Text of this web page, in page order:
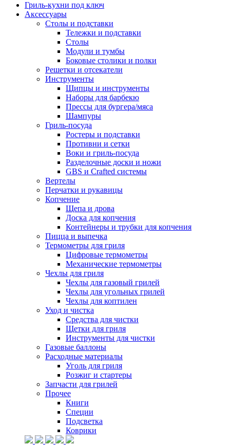
Гриль-кухни под ключ
Аксессуары
Столы и подставки
Тележки и подставки
Столы
Модули и тумбы
Боковые столики и полки
Решетки и отсекатели
Инструменты
Щипцы и инструменты
Наборы для барбекю
Прессы для бургера/мяса
Шампуры
Гриль-посуда
Ростеры и подставки
Противни и сетки
Воки и гриль-посуда
Разделочные доски и ножи
GBS и Crafted системы
Вертелы
Перчатки и рукавицы
Копчение
Щепа и дрова
Доска для копчения
Контейнеры и трубки для копчения
Пицца и выпечка
Термометры для гриля
Цифровые термометры
Механические термометры
Чехлы для гриля
Чехлы для газовый грилей
Чехлы для угольных грилей
Чехлы для коптилен
Уход и чистка
Средства для чистки
Щетки для гриля
Инструменты для чистки
Газовые баллоны
Расходные материалы
Уголь для гриля
Розжиг и стартеры
Запчасти для грилей
Прочее
Книги
Специи
Подсветка
Коврики